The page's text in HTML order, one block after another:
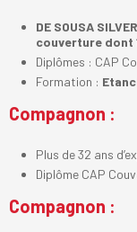
DE SOUSA
couverture dont
Diplômes : CAP
Formation :
Compagnon :
Plus de 32 ans
Diplôme CAP
Compagnon :